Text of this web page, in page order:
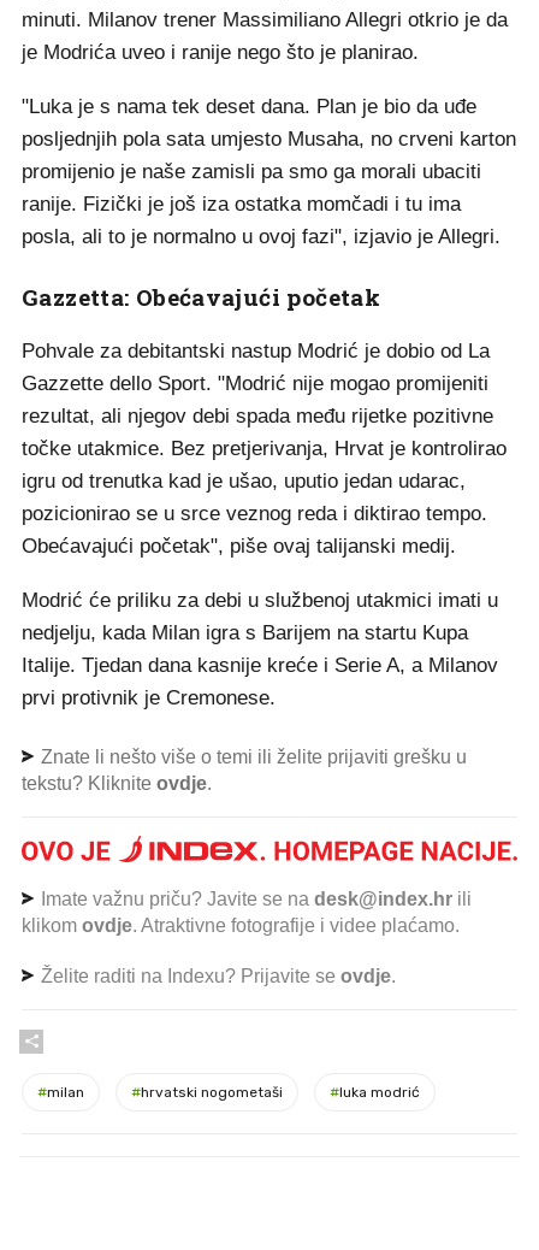
minuti. Milanov trener Massimiliano Allegri otkrio je da
je Modrića uveo i ranije nego što je planirao.
"Luka je s nama tek deset dana. Plan je bio da uđe
posljednjih pola sata umjesto Musaha, no crveni karton
promijenio je naše zamisli pa smo ga morali ubaciti
ranije. Fizički je još iza ostatka momčadi i tu ima
posla, ali to je normalno u ovoj fazi", izjavio je Allegri.
Gazzetta: Obećavajući početak
Pohvale za debitantski nastup Modrić je dobio od La
Gazzette dello Sport. "Modrić nije mogao promijeniti
rezultat, ali njegov debi spada među rijetke pozitivne
točke utakmice. Bez pretjerivanja, Hrvat je kontrolirao
igru od trenutka kad je ušao, uputio jedan udarac,
pozicionirao se u srce veznog reda i diktirao tempo.
Obećavajući početak", piše ovaj talijanski medij.
Modrić će priliku za debi u službenoj utakmici imati u
nedjelju, kada Milan igra s Barijem na startu Kupa
Italije. Tjedan dana kasnije kreće i Serie A, a Milanov
prvi protivnik je Cremonese.
Znate li nešto više o temi ili želite prijaviti grešku u
tekstu? Kliknite ovdje.
Imate važnu priču? Javite se na desk@index.hr ili
klikom ovdje. Atraktivne fotografije i videe plaćamo.
Želite raditi na Indexu? Prijavite se ovdje.
#milan #hrvatski nogometaši #luka modrić